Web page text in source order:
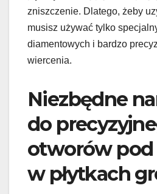
zniszczenie. Dlatego, żeby
musisz używać tylko
diamentowych i bardzo
wiercenia.
Niezbędne
do
otworów pod
w płytkach